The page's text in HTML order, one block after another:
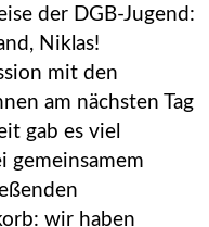
der DGB-Jugend:
Niklas!
mit den
am nächsten Tag
gab es viel
gemeinsamem
wir haben